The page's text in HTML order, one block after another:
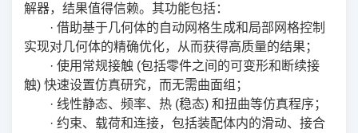
解器，结果值得信赖。其功能包括：
· 借助基于几何体的自动网格生成和局部网格控制
实现对几何体的精确优化，从而获得高质量的结果；
· 使用常规接触 (包括零件之间的可变形和断续接
触) 快速设置仿真研究，而无需曲面组；
· 线性静态、频率、热 (稳态) 和扭曲等仿真程序；
· 约束、载荷和连接，包括装配体内的滑动、接合